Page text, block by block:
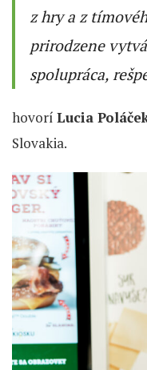
z hry a z
prirodzene
spolupráca,
hovorí Lucia
Slovakia.